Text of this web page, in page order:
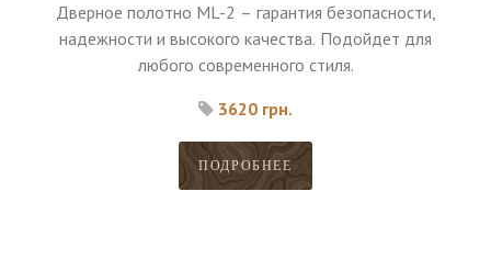
Дверное полотно ML-2 – гарантия безопасности,
надежности и высокого качества. Подойдет для
любого современного стиля.
3620 грн.
ПОДРОБНЕЕ